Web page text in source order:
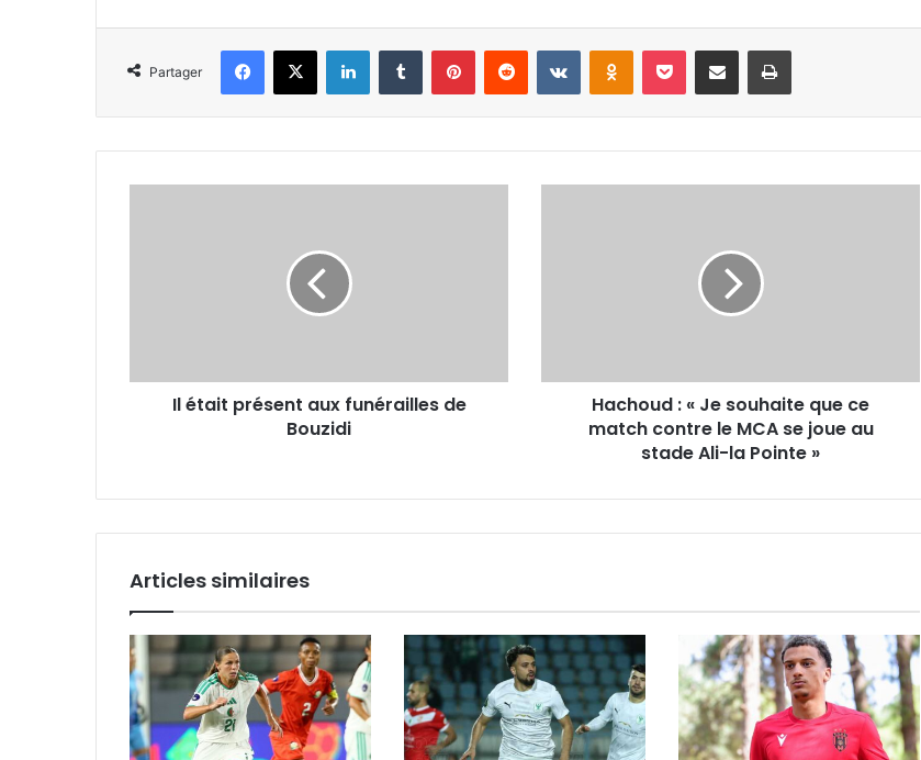
Partager
Facebook
X LinkedinTumblr PinterestReddit VKontakteOdnoklassniki
Pocket Partager par email Imprimer
Il était présent aux funérailles de
Bouzidi
contre
»
Hachoud : « Je souhaite que ce
match contre le MCA se joue au
stade Ali-la Pointe »
Articles similaires